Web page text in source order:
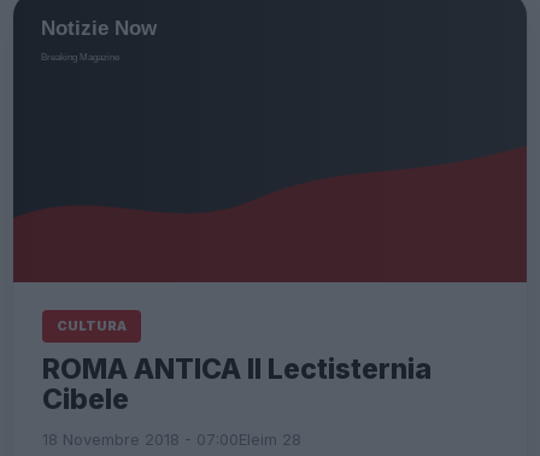
CULTURA
ROMA ANTICA Il Lectisternia
Cibele
18 Novembre 2018 - 07:00Eleim 28